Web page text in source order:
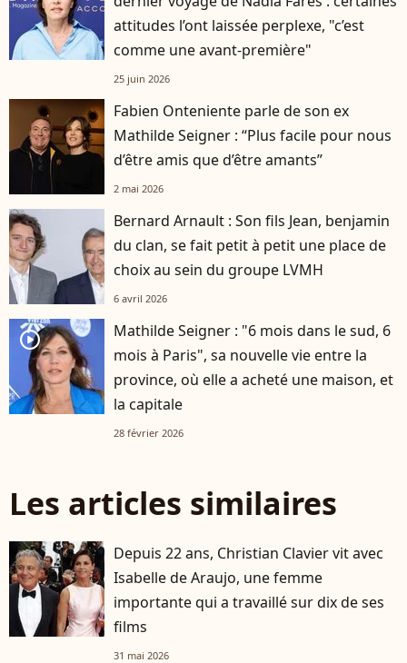
attitudes l’ont laissée perplexe, "c’est
comme une avant-première"
25 juin 2026
Fabien Onteniente parle de son ex
Mathilde Seigner : “Plus facile pour nous
d’être amis que d’être amants”
2 mai 2026
Bernard Arnault : Son fils Jean, benjamin
du clan, se fait petit à petit une place de
choix au sein du groupe LVMH
6 avril 2026
player2
Mathilde Seigner : "6 mois dans le sud, 6
mois à Paris", sa nouvelle vie entre la
province, où elle a acheté une maison, et
la capitale
28 février 2026
Les articles similaires
Depuis 22 ans, Christian Clavier vit avec
Isabelle de Araujo, une femme
importante qui a travaillé sur dix de ses
films
31 mai 2026